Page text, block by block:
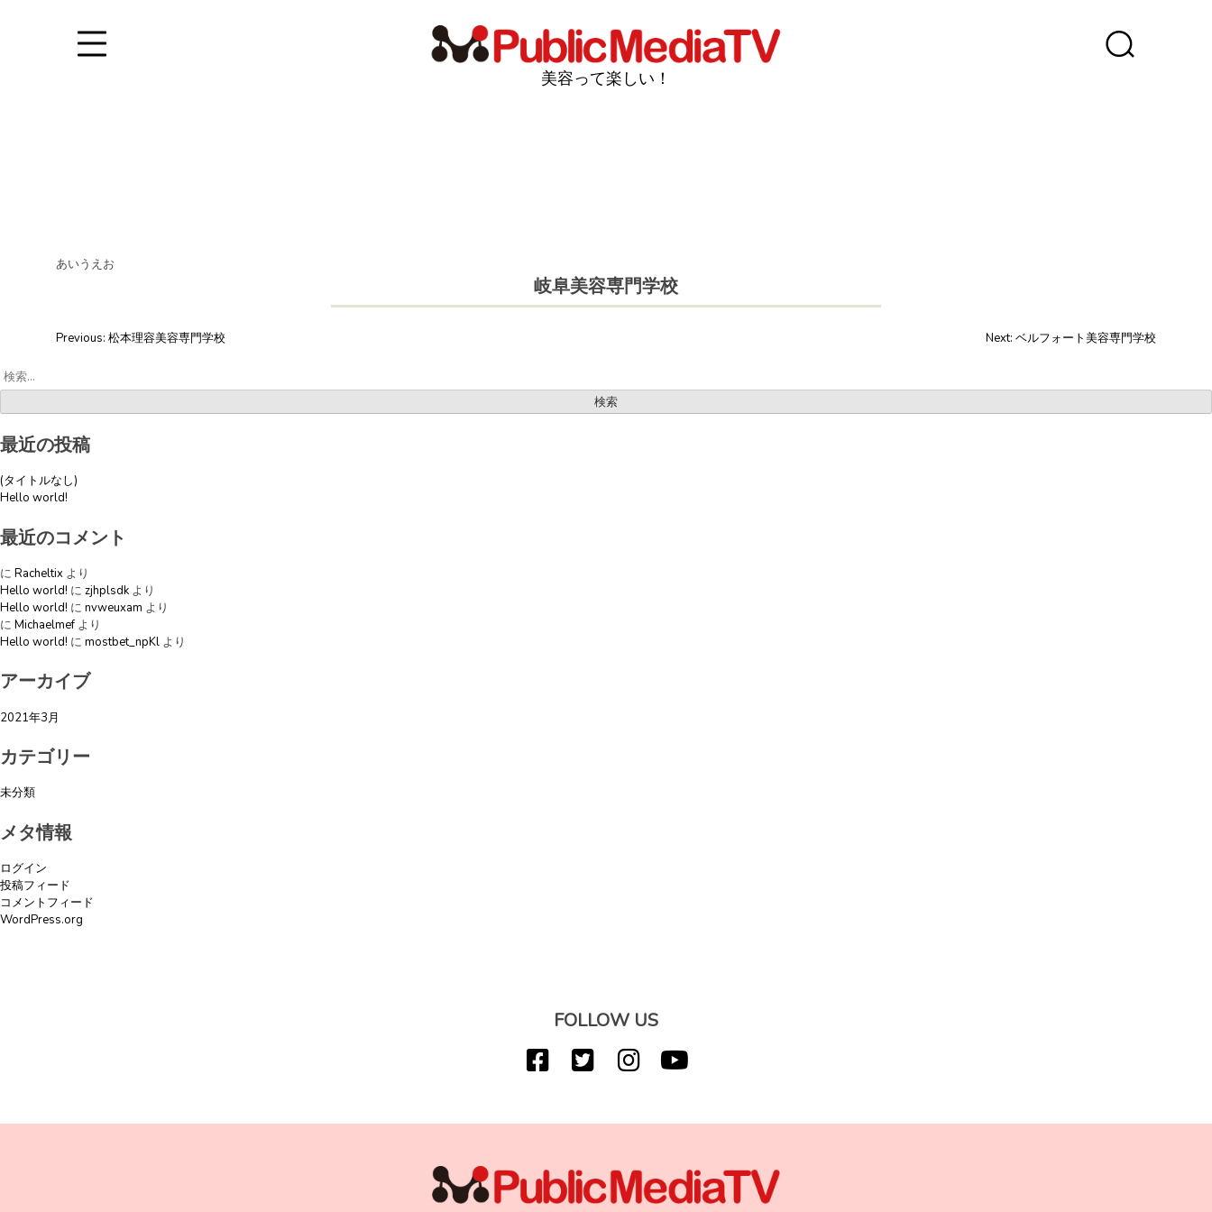
美容って楽しい！
あいうえお
岐阜美容専門学校
投
ナ
ビ
ゲ
ー
シ
ン
Previous: 松本理容美容専門学校 Next: ベルフォート美容専門学校
検
索:
最近の投稿
(タイトルなし)
Hello world!
最近のコメント
に Racheltix より
Hello world! に zjhplsdk より
Hello world! に nvweuxam より
に Michaelmef より
Hello world! に mostbet_npKl より
アーカイブ
2021年3月
カテゴリー
未分類
メタ情報
ログイン
投稿フィード
コメントフィード
WordPress.org
FOLLOW US